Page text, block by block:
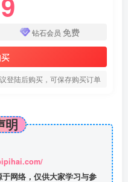
钻石会员 免费
登陆后购买，可保存购买订单
明
网络，仅供大家学习与参